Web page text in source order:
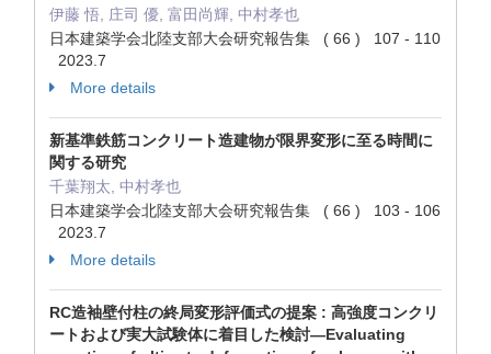
伊藤 悟, 庄司 優, 富田尚輝, 中村孝也
日本建築学会北陸支部大会研究報告集 ( 66 ) 107 - 110
2023.7
More details
新基準鉄筋コンクリート造建物が限界変形に至る時間に
関する研究
千葉翔太, 中村孝也
日本建築学会北陸支部大会研究報告集 ( 66 ) 103 - 106
2023.7
More details
RC造袖壁付柱の終局変形評価式の提案 : 高強度コンクリ
ートおよび実大試験体に着目した検討—Evaluating